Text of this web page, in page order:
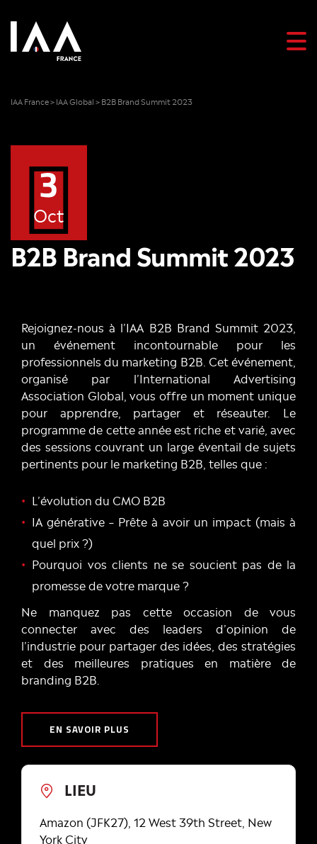
IAA France>IAA Global>B2B Brand Summit 2023
3
Oct
B2B Brand Summit 2023
Rejoignez-nous à l’IAA B2B Brand Summit 2023,
un événement incontournable pour les
professionnels du marketing B2B. Cet événement,
organisé par l’International Advertising
Association Global, vous offre un moment unique
pour apprendre, partager et réseauter. Le
programme de cette année est riche et varié, avec
des sessions couvrant un large éventail de sujets
pertinents pour le marketing B2B, telles que :
L’évolution du CMO B2B
IA générative – Prête à avoir un impact (mais à
quel prix ?)
Pourquoi vos clients ne se soucient pas de la
promesse de votre marque ?
Ne manquez pas cette occasion de vous
connecter avec des leaders d’opinion de
l’industrie pour partager des idées, des stratégies
et des meilleures pratiques en matière de
branding B2B.
EN SAVOIR PLUS
LIEU
Amazon (JFK27), 12 West 39th Street, New
York City